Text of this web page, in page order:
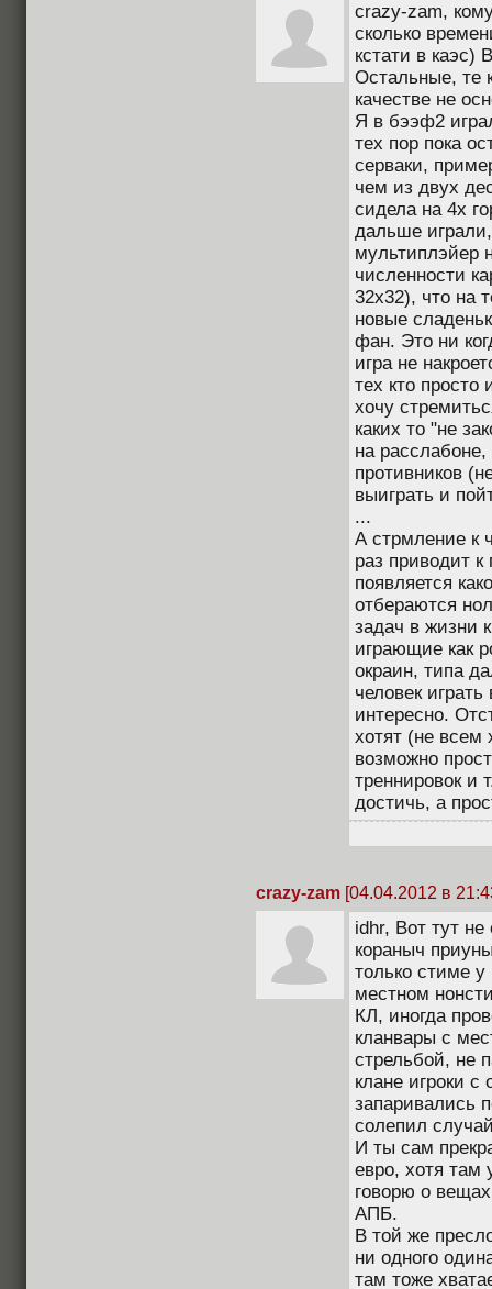
crazy-zam,
сколько
кстати в каэс)
Остальные, те
качестве не
Я в бээф2
тех пор пока
серваки,
чем из двух
сидела на 4х
дальше
мультиплэйер
численности
32х32), что на
новые
фан. Это ни
игра не
тех кто просто
хочу
каких то "не
на расслабоне,
противников
выиграть и
...
А стрмление к
раз приводит к
появляется
отбераются
задач в жизни
играющие как
окраин, типа
человек
интересно.
хотят (не всем
возможно
треннировок и
достичь, а
crazy-zam [04.04.2012 в
idhr, Вот тут
кораныч
только стиме у
местном
КЛ, иногда
кланвары с
стрельбой, не
клане игроки
запаривались
солепил
И ты сам
евро, хотя там
говорю о
АПБ.
В той же
ни одного
там тоже